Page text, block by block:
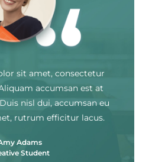
sit amet, consectetur
accumsan est at
nisl dui, accumsan eu
rutrum efficitur lacus.
Adams
Student